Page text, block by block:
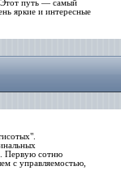
путь — самый
яркие и интересные
Первую сотню
с управляемостью,